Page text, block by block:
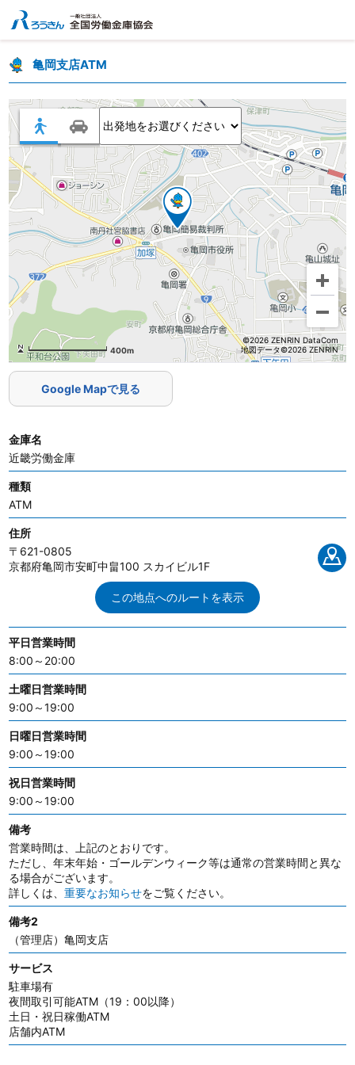
亀岡支店ATM
400m
©2026 ZENRIN DataCom
地図データ©2026 ZENRIN
Google Mapで見る
金庫名
近畿労働金庫
種類
ATM
住所
〒621-0805
京都府亀岡市安町中畠100 スカイビル1F
この地点へのルートを表示
平日営業時間
8:00～20:00
土曜日営業時間
9:00～19:00
日曜日営業時間
9:00～19:00
祝日営業時間
9:00～19:00
備考
営業時間は、上記のとおりです。
ただし、年末年始・ゴールデンウィーク等は通常の営業時間と異な
る場合がございます。
詳しくは、 重要なお知らせをご覧ください。
備考2
（管理店）亀岡支店
サービス
駐車場有
夜間取引可能ATM（19：00以降）
土日・祝日稼働ATM
店舗内ATM